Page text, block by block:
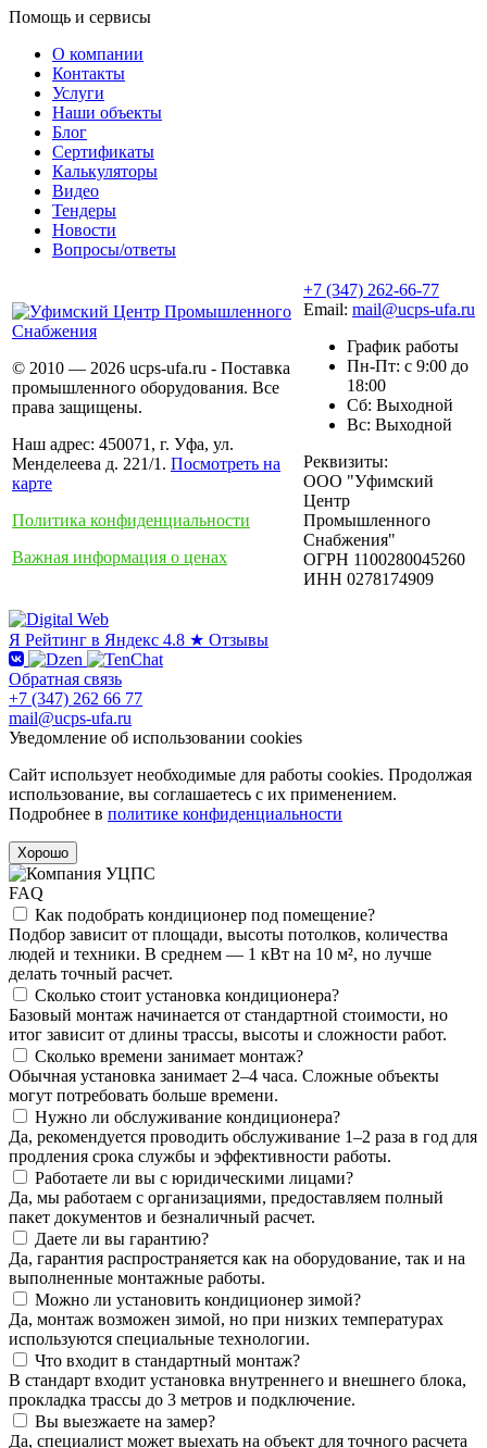
Помощь и сервисы
О компании
Контакты
Услуги
Наши объекты
Блог
Сертификаты
Калькуляторы
Видео
Тендеры
Новости
Вопросы/ответы
© 2010 — 2026 ucps-ufa.ru - Поставка
промышленного оборудования. Все
права защищены.
Наш адрес: 450071, г. Уфа, ул.
Менделеева д. 221/1. Посмотреть на
карте
Политика конфиденциальности
Важная информация о ценах
+7 (347) 262-66-77
Email: mail@ucps-ufa.ru
График работы
Пн-Пт: с 9:00 до
18:00
Сб: Выходной
Вс: Выходной
Реквизиты:
ООО "Уфимский
Центр
Промышленного
Снабжения"
ОГРН 1100280045260
ИНН 0278174909
Я Рейтинг в Яндекс 4.8 ★ Отзывы
Обратная связь
+7 (347) 262 66 77
mail@ucps-ufa.ru
Уведомление об использовании cookies
Сайт использует необходимые для работы cookies. Продолжая
использование, вы соглашаетесь с их применением.
Подробнее в политике конфиденциальности
Хорошо
FAQ
Как подобрать кондиционер под помещение?
Подбор зависит от площади, высоты потолков, количества
людей и техники. В среднем — 1 кВт на 10 м², но лучше
делать точный расчет.
Сколько стоит установка кондиционера?
Базовый монтаж начинается от стандартной стоимости, но
итог зависит от длины трассы, высоты и сложности работ.
Сколько времени занимает монтаж?
Обычная установка занимает 2–4 часа. Сложные объекты
могут потребовать больше времени.
Нужно ли обслуживание кондиционера?
Да, рекомендуется проводить обслуживание 1–2 раза в год для
продления срока службы и эффективности работы.
Работаете ли вы с юридическими лицами?
Да, мы работаем с организациями, предоставляем полный
пакет документов и безналичный расчет.
Даете ли вы гарантию?
Да, гарантия распространяется как на оборудование, так и на
выполненные монтажные работы.
Можно ли установить кондиционер зимой?
Да, монтаж возможен зимой, но при низких температурах
используются специальные технологии.
Что входит в стандартный монтаж?
В стандарт входит установка внутреннего и внешнего блока,
прокладка трассы до 3 метров и подключение.
Вы выезжаете на замер?
Да, специалист может выехать на объект для точного расчета